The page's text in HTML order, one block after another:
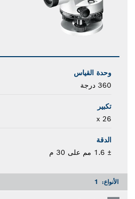
وحدة القياس
360 درجة
تكبير
26 x
الدقة
± 1.6 مم على 30 م
الأنواع: 1